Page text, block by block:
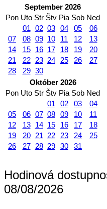
September 2026
Pon Uto Str Štv Pia Sob Ned
01 02 03 04 05
06
07
08 09 10 11 12
13
14
15 16 17 18 19
20
21
22 23 24 25 26
27
28
29 30
Október 2026
Pon Uto Str Štv Pia Sob Ned
01
02 03
04
05
06 07 08 09 10
11
12
13 14 15 16 17
18
19
20 21 22 23 24
25
26
27 28 29 30 31
Hodinová
08/08/2026